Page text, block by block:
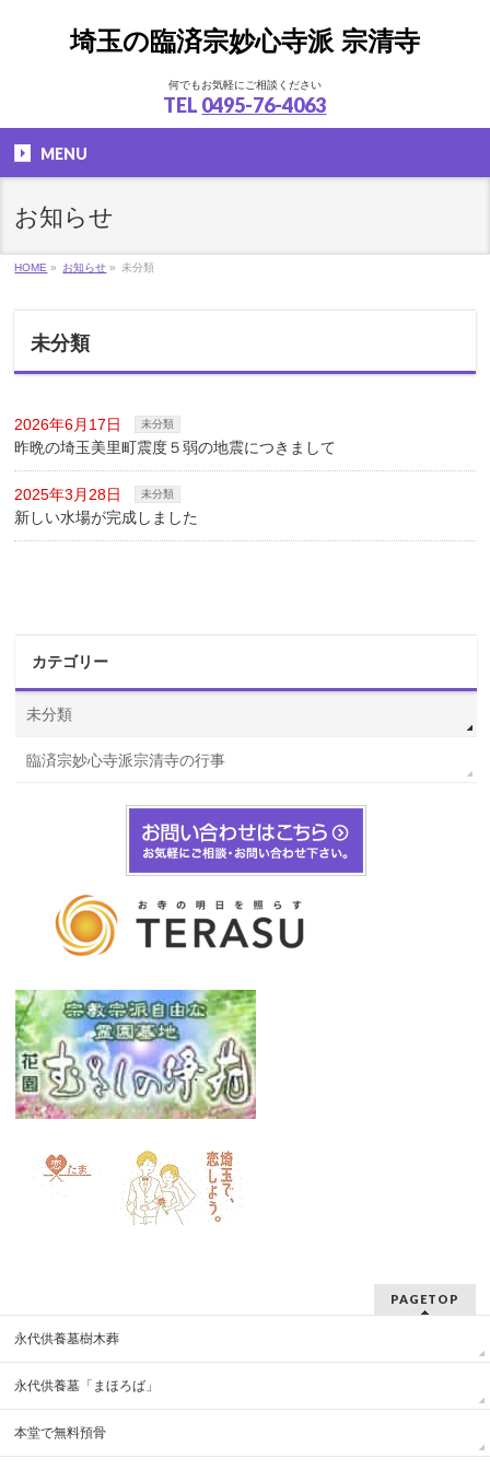
埼玉の臨済宗妙心寺派 宗清寺
何でもお気軽にご相談ください
TEL 0495-76-4063
MENU
お知らせ
HOME » お知らせ » 未分類
未分類
2026年6月17日 未分類
昨晩の埼玉美里町震度５弱の地震につきまして
2025年3月28日 未分類
新しい水場が完成しました
カテゴリー
未分類
臨済宗妙心寺派宗清寺の行事
PAGETOP
永代供養墓樹木葬
永代供養墓「まほろば」
本堂で無料預骨